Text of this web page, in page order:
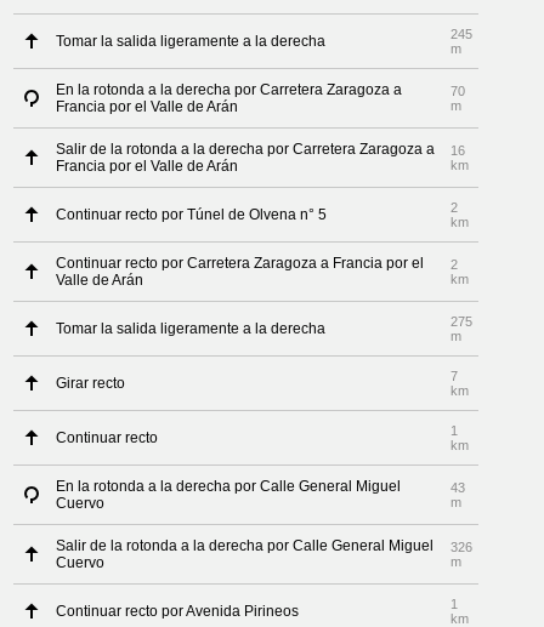
Tomar la salida ligeramente a la derecha
245
m
En la rotonda a la derecha por Carretera Zaragoza a
Francia por el Valle de Arán
70
m
Salir de la rotonda a la derecha por Carretera Zaragoza a
Francia por el Valle de Arán
16
km
Continuar recto por Túnel de Olvena n° 5
2
km
Continuar recto por Carretera Zaragoza a Francia por el
Valle de Arán
2
km
Tomar la salida ligeramente a la derecha
275
m
Girar recto
7
km
Continuar recto
1
km
En la rotonda a la derecha por Calle General Miguel
Cuervo
43
m
Salir de la rotonda a la derecha por Calle General Miguel
Cuervo
326
m
Continuar recto por Avenida Pirineos
1
km